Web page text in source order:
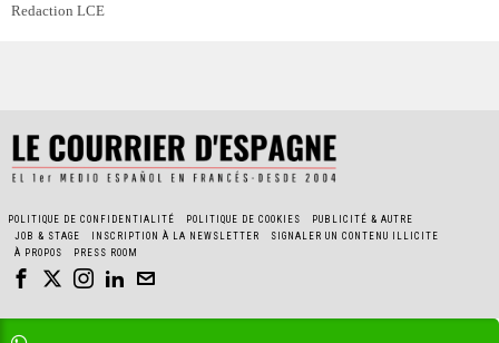
Redaction LCE
POLITIQUE DE CONFIDENTIALITÉ POLITIQUE DE COOKIES
PUBLICITÉ & AUTRE
JOB & STAGE
INSCRIPTION À LA NEWSLETTER
SIGNALER UN CONTENU ILLICITE
À PROPOS
PRESS ROOM